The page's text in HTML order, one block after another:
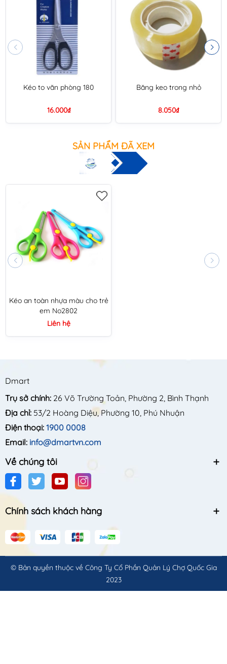
Kéo to văn phòng 180
16.000₫
Băng keo trong nhỏ
8.050₫
SẢN PHẨM ĐÃ XEM
Kéo an toàn nhựa màu cho trẻ
em No2802
Liên hệ
Dmart
Trụ sở chính: 26 Võ Trường Toản, Phường 2, Bình Thạnh
Địa chỉ: 53/2 Hoàng Diệu, Phường 10, Phú Nhuận
Điện thoại: 1900 0008
Email: info@dmartvn.com
Về chúng tôi
Chính sách khách hàng
© Bản quyền thuộc về Công Ty Cổ Phần Quản Lý Chợ Quốc Gia
2023